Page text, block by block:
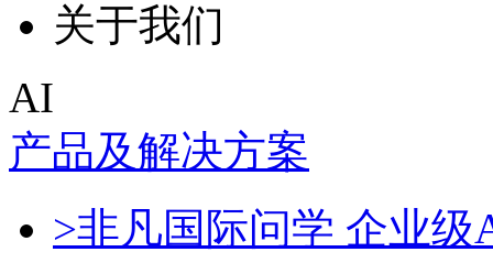
关于我们
AI
产品及解决方案
>非凡国际问学 企业级